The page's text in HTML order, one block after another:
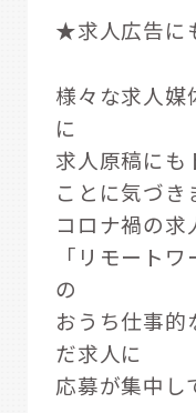
★求人広告に
様々な求人媒
に
求人原稿にも
ことに気づき
コロナ禍の求
「リモート
の
おうち仕事的
だ求人に
応募が集中し